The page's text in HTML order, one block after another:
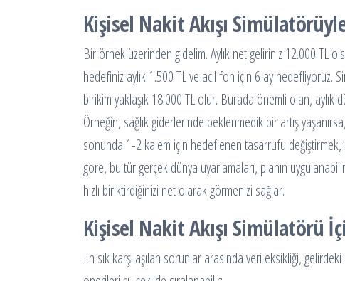
Kişisel Nakit Akışı
Bir örnek üzerinden gidelim. Aylık net geliriniz 12.000 TL
hedefiniz aylık 1.500 TL ve acil fon için 6 ay hedefliyoruz.
birikim yaklaşık 18.000 TL olur. Burada önemli olan,
Örneğin, sağlık giderlerinde beklenmedik bir artış
sonunda 1-2 kalem için hedeflenen tasarrufu değiştirmek,
göre, bu tür gerçek dünya uyarlamaları, planın
hızlı biriktirdiğinizi net olarak görmenizi sağlar.
Kişisel Nakit Akışı Simülatörü
En sık karşılaşılan sorunlar arasında veri eksikliği,